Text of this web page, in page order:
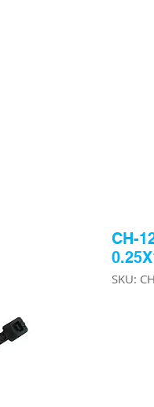
CH-
SKU: